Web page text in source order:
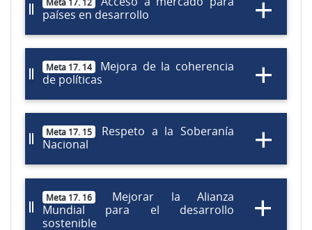
países en desarrollo
Meta 17. 14 Mejora de la coherencia
de políticas
Meta 17. 15 Respeto a la Soberanía
Nacional
Meta 17. 16 Mejorar la Alianza
Mundial para el desarrollo
sostenible